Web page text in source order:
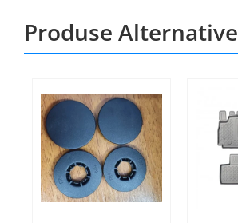
Produse Alternative